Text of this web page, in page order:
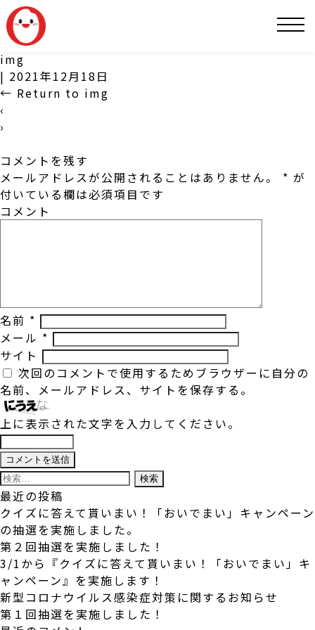
img
| 2021年12月18日
← Return to img
‹
›
コメントを残す
メールアドレスが公開されることはありません。
* が
付いている欄は必須項目です
コメント
名前 *
メール *
サイト
次回のコメントで使用するためブラウザーに自分の
名前、メールアドレス、サイトを保存する。
上に表示された文字を入力してください。
検
索:
最近の投稿
クイズに答えて貰いまい！「おいでまい」キャンペーン
の抽選を実施しました。
第２回抽選を実施しました！
3/1から『クイズに答えて貰いまい！「おいでまい」キ
ャンペーン』を実施します！
新型コロナウイルス感染症対策に関するお知らせ
第１回抽選を実施しました！